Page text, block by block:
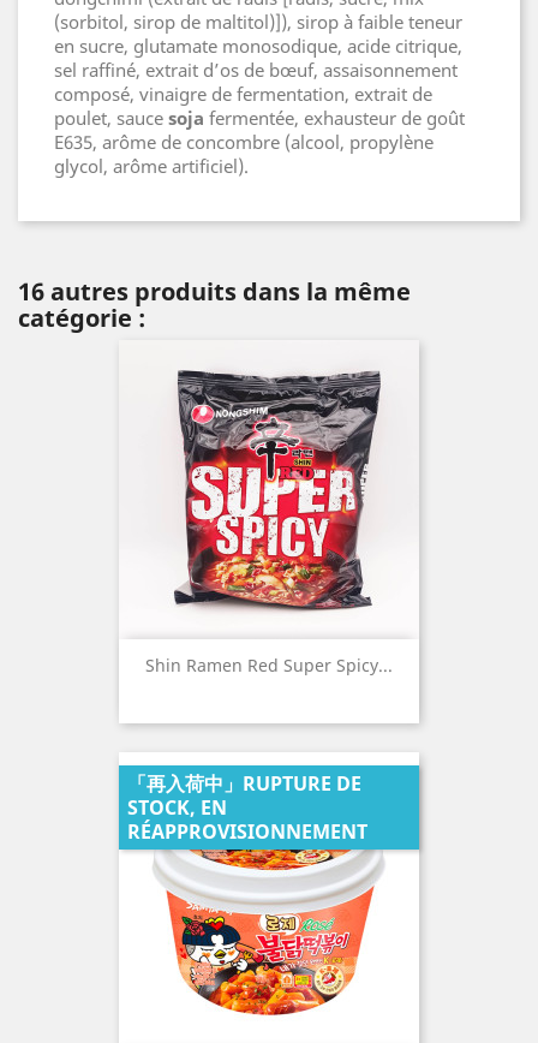
(sorbitol, sirop de maltitol)]), sirop à faible teneur
en sucre, glutamate monosodique, acide citrique,
sel raffiné, extrait d’os de bœuf, assaisonnement
composé, vinaigre de fermentation, extrait de
poulet, sauce soja fermentée, exhausteur de goût
E635, arôme de concombre (alcool, propylène
glycol, arôme artificiel).
16 autres produits dans la même
catégorie :
Shin Ramen Red Super Spicy...
「再入荷中」RUPTURE DE
STOCK, EN
RÉAPPROVISIONNEMENT